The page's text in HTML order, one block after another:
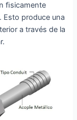
ﬁsicamente
Esto produce una
a través de la